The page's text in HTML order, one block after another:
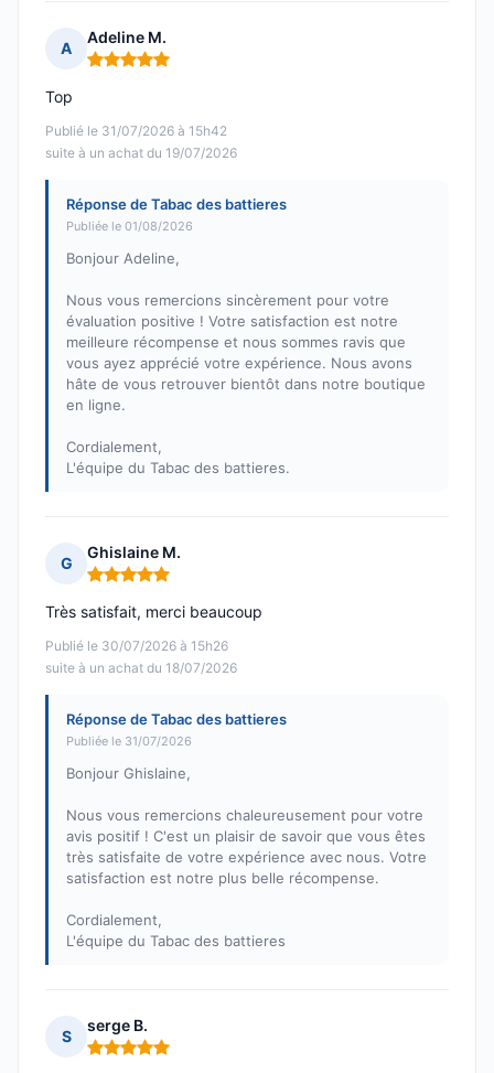
A
Adeline M.
Note : 5 sur 5
Publié le 31/07/2026 à 15h42
suite à un achat du 19/07/2026
Top
Réponse de Tabac des battieres
Publiée le 01/08/2026
Bonjour Adeline,
Nous vous remercions sincèrement pour votre
évaluation positive ! Votre satisfaction est notre
meilleure récompense et nous sommes ravis que
vous ayez apprécié votre expérience. Nous avons
hâte de vous retrouver bientôt dans notre boutique
en ligne.
Cordialement,
L'équipe du Tabac des battieres.
G
Ghislaine M.
Note : 5 sur 5
Publié le 30/07/2026 à 15h26
suite à un achat du 18/07/2026
Très satisfait, merci beaucoup
Réponse de Tabac des battieres
Publiée le 31/07/2026
Bonjour Ghislaine,
Nous vous remercions chaleureusement pour votre
avis positif ! C'est un plaisir de savoir que vous êtes
très satisfaite de votre expérience avec nous. Votre
satisfaction est notre plus belle récompense.
Cordialement,
L'équipe du Tabac des battieres
S
serge B.
Note : 5 sur 5